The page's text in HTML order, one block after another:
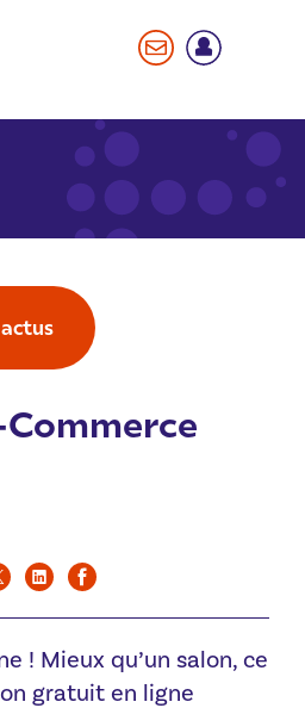
! Mieux qu’un salon, ce
gratuit en ligne